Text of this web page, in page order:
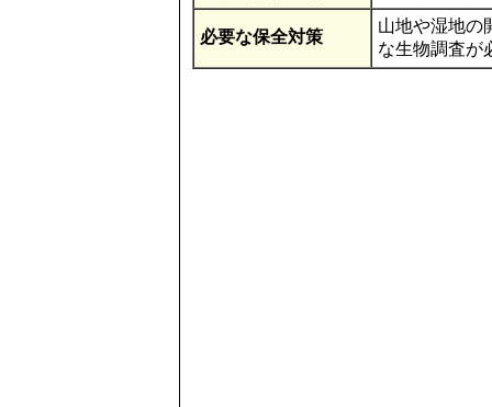
必要な保全対策
山地や湿地の
な生物調査が